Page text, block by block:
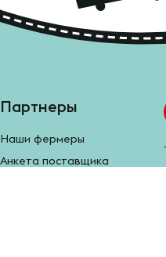
Партнеры
Наши фермеры
Анкета поставщика